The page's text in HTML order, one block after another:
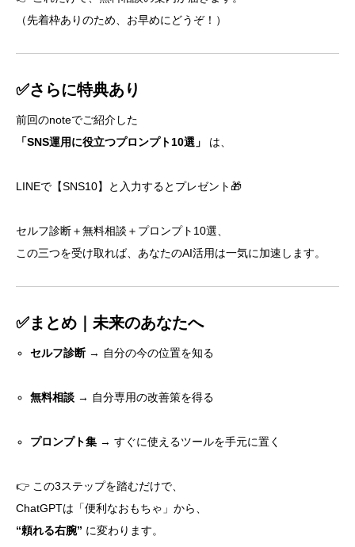
（先着枠ありのため、お早めにどうぞ！）
✅さらに特典あり
前回のnoteでご紹介した
「SNS運用に役立つプロンプト10選」
は、
LINEで【SNS10】と入力するとプレゼント🎁
セルフ診断＋無料相談＋プロンプト10選、
この三つを受け取れば、あなたのAI活用は一気に加速します。
✅まとめ｜未来のあなたへ
セルフ診断 → 自分の今の位置を知る
無料相談 → 自分専用の改善策を得る
プロンプト集 → すぐに使えるツールを手元に置く
👉 この3ステップを踏むだけで、
ChatGPTは「便利なおもちゃ」から、
“頼れる右腕” に変わります。